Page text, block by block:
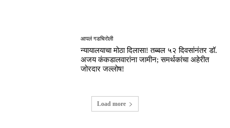
आपलं गडचिरोली
न्यायालयाचा मोठा दिलासा! तब्बल ५२ दिवसांनंतर डॉ.
अजय कंकडालवारांना जामीन; समर्थकांचा अहेरीत
जोरदार जल्लोष!
Load more